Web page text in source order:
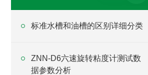
标准水槽和油槽的区别详细分类
ZNN-D6六速旋转粘度计测试数
据参数分析